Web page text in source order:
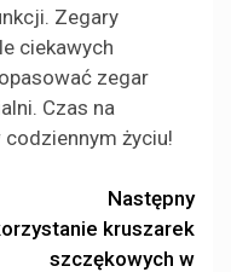
Zegary
ciekawych
zegar
Czas na
życiu!
Następny
kruszarek
szczękowych w